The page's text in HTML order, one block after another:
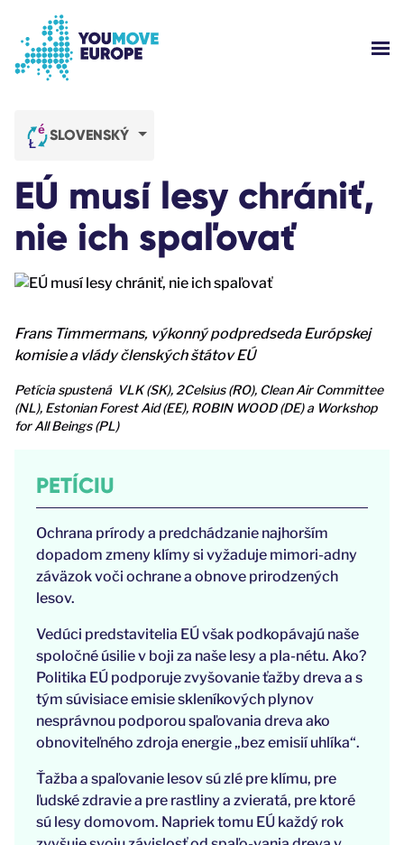
LOG-IN
SLOVENSKÝ
EÚ musí lesy chrániť,
nie ich spaľovať
Frans Timmermans, výkonný podpredseda Európskej
komisie a vlády členských štátov EÚ
Petícia spustená VLK (SK), 2Celsius (RO), Clean Air Committee
(NL), Estonian Forest Aid (EE), ROBIN WOOD (DE) a Workshop
for All Beings (PL)
PETÍCIU
Ochrana prírody a predchádzanie najhorším
dopadom zmeny klímy si vyžaduje mimori-adny
záväzok voči ochrane a obnove prirodzených
lesov.
Vedúci predstavitelia EÚ však podkopávajú naše
spoločné úsilie v boji za naše lesy a pla-nétu. Ako?
Politika EÚ podporuje zvyšovanie ťažby dreva a s
tým súvisiace emisie skleníkových plynov
nesprávnou podporou spaľovania dreva ako
obnoviteľného zdroja energie „bez emisií uhlíka“.
Ťažba a spaľovanie lesov sú zlé pre klímu, pre
ľudské zdravie a pre rastliny a zvieratá, pre ktoré
sú lesy domovom. Napriek tomu EÚ každý rok